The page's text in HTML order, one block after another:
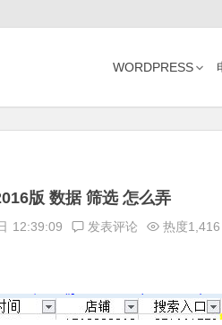
WORDPRESS
版 数据 筛选 怎么弄
12:39:09 发表评论 热度